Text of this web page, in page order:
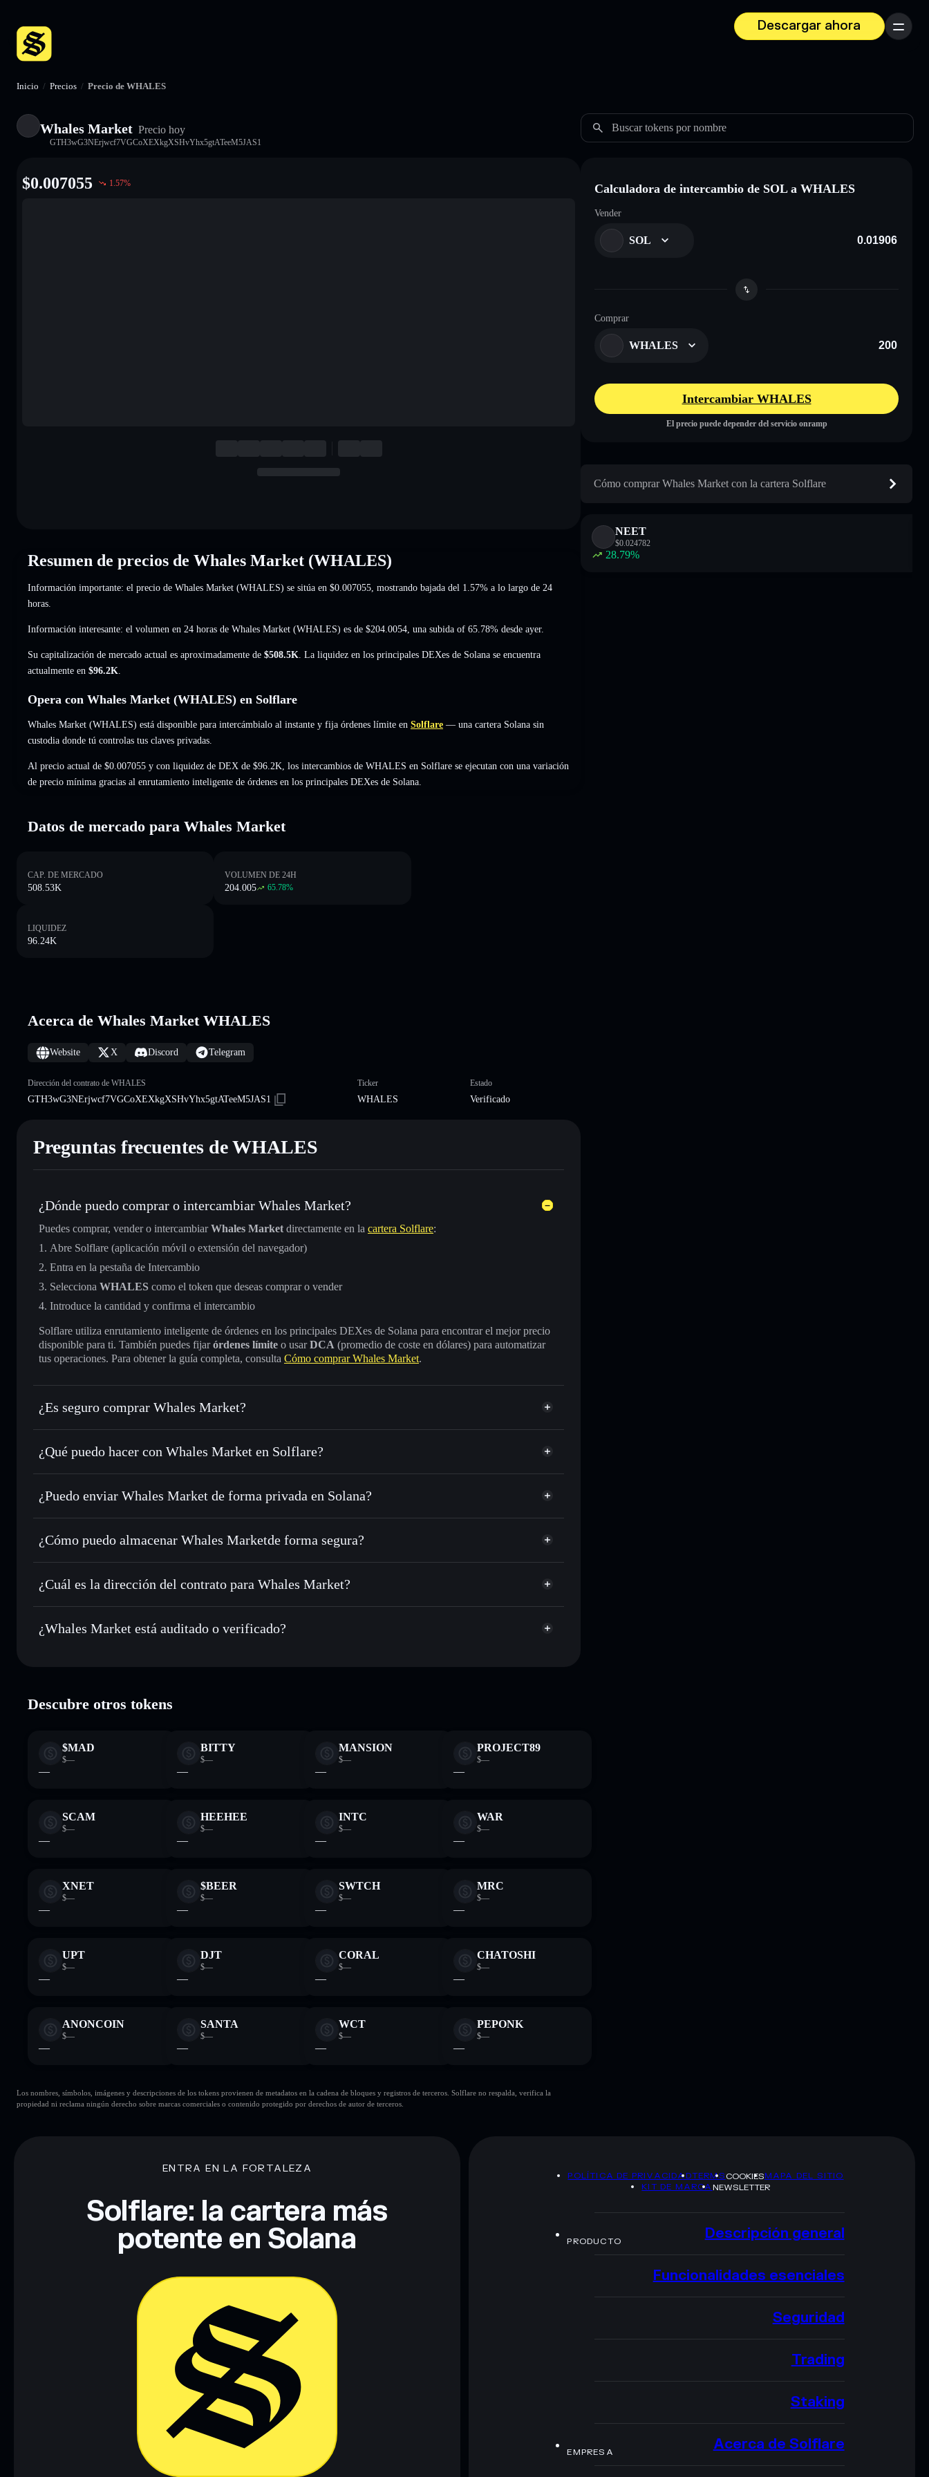
Descargar ahora
Menú
Inicio / Precios / Precio de WHALES
Whales Market Precio hoy
GTH3wG3NErjwcf7VGCoXEXkgXSHvYhx5gtATeeM5JAS1
Buscar tokens por nombre
$0.007055 1.57%
Resumen de precios de Whales Market (WHALES)
Información importante: el precio de Whales Market (WHALES) se sitúa en $0.007055 , mostrando bajada del 1.57% a lo largo de 24
horas.
Información interesante: el volumen en 24 horas de Whales Market (WHALES) es de $204.0054 una subida of 65.78% desde ayer.
Su capitalización de mercado actual es aproximadamente de $508.5K . La liquidez en los principales DEXes de Solana se encuentra
actualmente en $96.2K
Opera con Whales Market (WHALES) en Solflare
Whales Market (WHALES) está disponible para intercámbialo al instante y fija órdenes límite en Solflare — una cartera Solana sin
custodia donde tú controlas tus claves privadas.
Al precio actual de $0.007055 y con liquidez de DEX de $96.2K, los intercambios de WHALES en Solflare se ejecutan con una variación
de precio mínima gracias al enrutamiento inteligente de órdenes en los principales DEXes de Solana.
Datos de mercado para Whales Market
CAP. DE MERCADO
508.53K
VOLUMEN DE 24H
204.005 65.78%
LIQUIDEZ
96.24K
Acerca de Whales Market WHALES
Website X Discord Telegram
Dirección del contrato de WHALES
GTH3wG3NErjwcf7VGCoXEXkgXSHvYhx5gtATeeM5JAS1
Ticker
WHALES
Estado
Verificado
Preguntas frecuentes de WHALES
¿Dónde puedo comprar o intercambiar Whales Market?
Puedes comprar, vender o intercambiarWhales Market directamente en la cartera Solflare:
Abre Solflare (aplicación móvil o extensión del navegador)
Entra en la pestaña de Intercambio
Selecciona WHALES como el token que deseas comprar o vender
Introduce la cantidad y confirma el intercambio
Solflare utiliza enrutamiento inteligente de órdenes en los principales DEXes de Solana para encontrar el mejor precio
disponible para ti. También puedes fijarórdenes límite o usarDCA (promedio de coste en dólares) para automatizar
tus operaciones. Para obtener la guía completa, consulta Cómo comprar Whales Market.
¿Es seguro comprar Whales Market?
Whales Market token verificado
¿Qué puedo hacer con Whales Market en Solflare?
Whales Market
cartera de Solflare
Intercambiar al instante: operar con WHALES para SOL, USDC o miles de otros tokens de Solana con
Utilizar DCA: promedio de coste en dólares en WHALES a lo largo del tiempo
Enviar de forma privada: transferir WHALES sin vincular públicamente las carteras usando el agregador de
privacidad integrado de Solflare
Holdear de forma segura: almacenar WHALES en una cartera sin custodia donde tú controla tus claves privadas
¿Puedo enviar Whales Market de forma privada en Solana?
cartera de Solflare
agregador de privacidad
Whales Market
¿Cómo puedo almacenar Whales Marketde forma segura?
Whales Market cartera sin custodia Solflare
¿Cuál es la dirección del contrato para Whales Market?
Whales Market
GTH3wG3NErjwcf7VGCoXEXkgXSHvYhx5gtATeeM5JAS1
¿Whales Market está auditado o verificado?
Descubre otros tokens
$MAD
$—
—
BITTY
$—
—
MANSION
$—
—
PROJECT89
$—
—
SCAM
$—
—
HEEHEE
$—
—
INTC
$—
—
WAR
$—
—
XNET
$—
—
$BEER
$—
—
SWTCH
$—
—
MRC
$—
—
UPT
$—
—
DJT
$—
—
CORAL
$—
—
CHATOSHI
$—
—
ANONCOIN
$—
—
SANTA
$—
—
WCT
$—
—
PEPONK
$—
—
Los nombres, símbolos, imágenes y descripciones de los tokens provienen de metadatos en la cadena de bloques y registros de terceros. Solflare no respalda, verifica la
propiedad ni reclama ningún derecho sobre marcas comerciales o contenido protegido por derechos de autor de terceros.
Calculadora de intercambio de SOL a WHALES
Vender
SOL
Comprar
WHALES
Intercambiar WHALES
El precio puede depender del servicio onramp
Cómo comprar Whales Market con la cartera Solflare
NEET
$0.024782
28.79%
ENTRA EN LA FORTALEZA
Solflare: la cartera más
potente en Solana
POLÍTICA DE PRIVACIDADTERMSCOOKIESMAPA DEL SITIO
KIT DE MARCANEWSLETTER
PRODUCTO Descripción general
Funcionalidades esenciales
Seguridad
Trading
Staking
EMPRESA Acerca de Solflare